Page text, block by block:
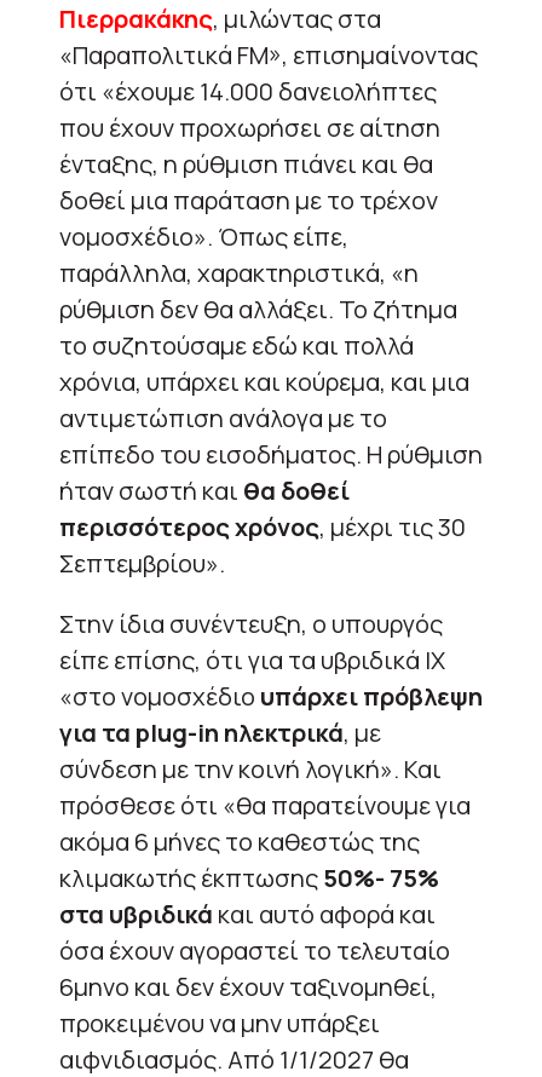
Πιερρακάκης, μιλώντας στα
«Παραπολιτικά FM», επισημαίνοντας
ότι «έχουμε 14.000 δανειολήπτες
που έχουν προχωρήσει σε αίτηση
ένταξης, η ρύθμιση πιάνει και θα
δοθεί μια παράταση με το τρέχον
νομοσχέδιο». Όπως είπε,
παράλληλα, χαρακτηριστικά, «η
ρύθμιση δεν θα αλλάξει. Το ζήτημα
το συζητούσαμε εδώ και πολλά
χρόνια, υπάρχει και κούρεμα, και μια
αντιμετώπιση ανάλογα με το
επίπεδο του εισοδήματος. Η ρύθμιση
ήταν σωστή και θα δοθεί
περισσότερος χρόνος, μέχρι τις 30
Σεπτεμβρίου».
Στην ίδια συνέντευξη, ο υπουργός
είπε επίσης, ότι για τα υβριδικά ΙΧ
«στο νομοσχέδιο υπάρχει πρόβλεψη
για τα plug-in ηλεκτρικά, με
σύνδεση με την κοινή λογική». Και
πρόσθεσε ότι «θα παρατείνουμε για
ακόμα 6 μήνες το καθεστώς της
κλιμακωτής έκπτωσης50%- 75%
στα υβριδικά και αυτό αφορά και
όσα έχουν αγοραστεί το τελευταίο
6μηνο και δεν έχουν ταξινομηθεί,
προκειμένου να μην υπάρξει
αιφνιδιασμός. Από 1/1/2027 θα